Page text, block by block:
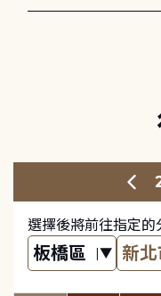
選擇後將前往指定的